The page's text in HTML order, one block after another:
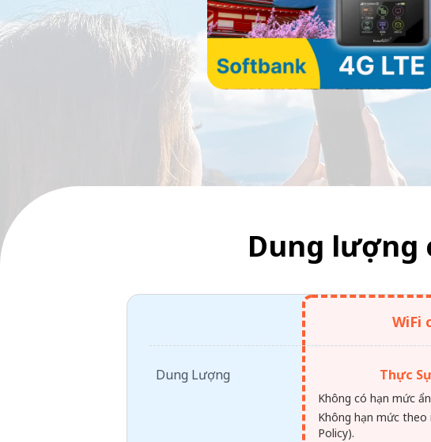
Dung lượng
WiFi
Dung Lượng Thực
Không có hạn mức ẩn
Không hạn mức theo
Policy).